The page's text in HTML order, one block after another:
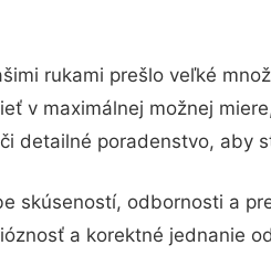
rukami prešlo veľké
v maximálnej možnej
detailné poradenstvo,
skúseností, odbornosti a
a korektné jednanie